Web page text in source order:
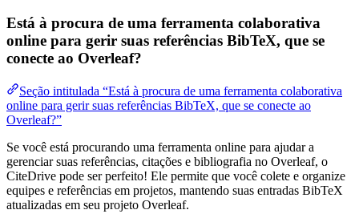
Está à procura de uma ferramenta colaborativa
online para gerir suas referências BibTeX, que se
conecte ao Overleaf?
Seção intitulada “Está à procura de uma ferramenta colaborativa
online para gerir suas referências BibTeX, que se conecte ao
Overleaf?”
Se você está procurando uma ferramenta online para ajudar a
gerenciar suas referências, citações e bibliografia no Overleaf, o
CiteDrive pode ser perfeito! Ele permite que você colete e organize
equipes e referências em projetos, mantendo suas entradas BibTeX
atualizadas em seu projeto Overleaf.